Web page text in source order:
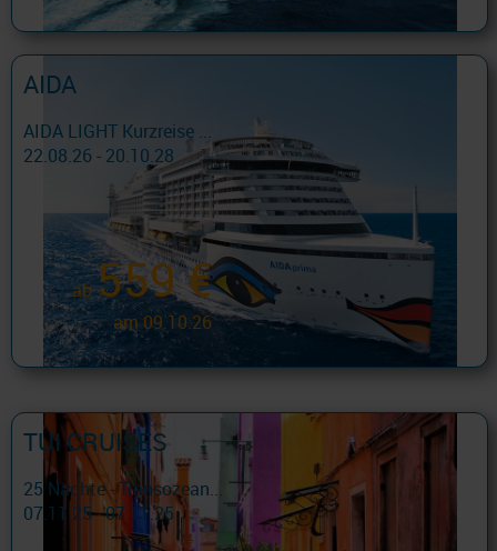
AIDA
AIDA LIGHT Kurzreise ...
22.08.26 - 20.10.28
ab559 €
am 09.10.26
TUI CRUISES
25 Nächte - Transozean...
07.11.25 - 07.11.25